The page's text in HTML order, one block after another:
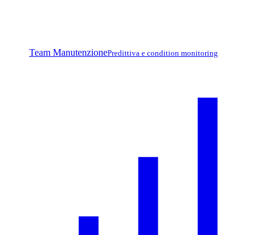
Team ManutenzionePredittiva e condition monitoring